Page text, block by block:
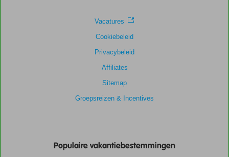
Vacatures
Cookiebeleid
Privacybeleid
Affiliates
Sitemap
Groepsreizen & Incentives
Populaire vakantiebestemmingen